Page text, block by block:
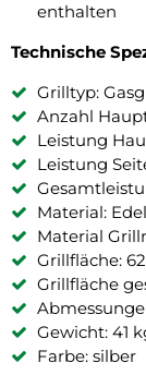
enthalten
Technische
Grilltyp:
Anzahl
Leistung
Leistung
Material:
Material
Grillfläche:
Grillfläche
Gewicht: 41
Farbe: silber